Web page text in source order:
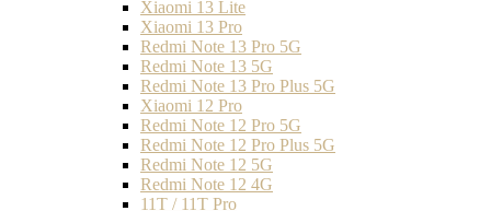
Xiaomi 13 Lite
Xiaomi 13 Pro
Redmi Note 13 Pro 5G
Redmi Note 13 5G
Redmi Note 13 Pro Plus 5G
Xiaomi 12 Pro
Redmi Note 12 Pro 5G
Redmi Note 12 Pro Plus 5G
Redmi Note 12 5G
Redmi Note 12 4G
11T / 11T Pro